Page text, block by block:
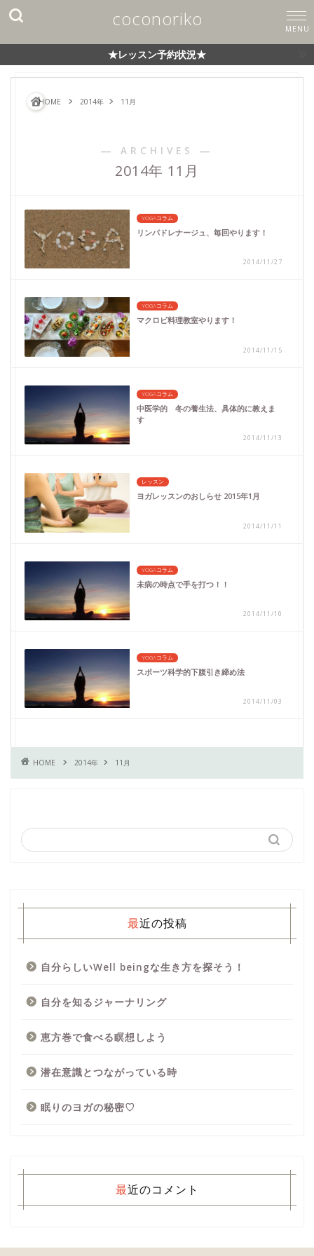
coconoriko
★レッスン予約状況★
HOME 2014年 11月
― ARCHIVES ―
2014年 11月
YOGAコラム
リンパドレナージュ、毎回やります！
2014/11/27
YOGAコラム
マクロビ料理教室やります！
2014/11/15
YOGAコラム
中医学的 冬の養生法、具体的に教えま
す
2014/11/13
レッスン
ヨガレッスンのおしらせ 2015年1月
2014/11/11
YOGAコラム
未病の時点で手を打つ！！
2014/11/10
YOGAコラム
スポーツ科学的下腹引き締め法
2014/11/03
HOME 2014年 11月
最近の投稿
自分らしいWell beingな生き方を探そう！
自分を知るジャーナリング
恵方巻で食べる瞑想しよう
潜在意識とつながっている時
眠りのヨガの秘密♡
最近のコメント